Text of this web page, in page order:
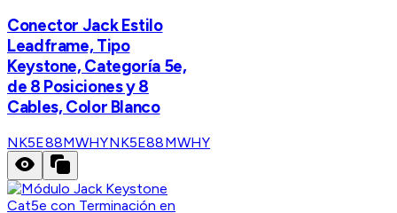
Conector Jack Estilo
Leadframe, Tipo
Keystone, Categoría 5e,
de 8 Posiciones y 8
Cables, Color Blanco
NK5E88MWHYNK5E88MWHY